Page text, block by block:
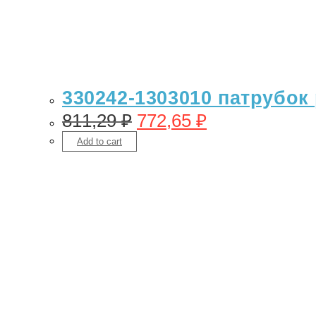
330242-1303010
811,29₽ 772,65 ₽
Add to cart